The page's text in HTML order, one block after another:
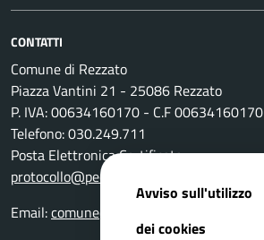
CONTATTI
Comune di Rezzato
Piazza Vantini 21 - 25086 Rezzato
P. IVA: 00634160170 - C.F 00634160170
Telefono: 030.249.711
Posta Elettronica Certificata:
protocollo@pec.comune.rezzato.bs.it
Email:comune@comune.rezzato.bs.it
Avviso sull'utilizzo
dei cookies